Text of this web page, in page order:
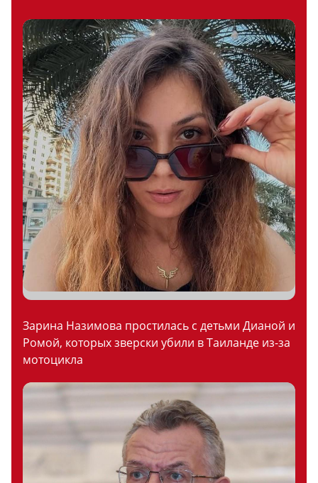
Зарина Назимова простилась с детьми Дианой и
Ромой, которых зверски убили в Таиланде из-за
мотоцикла